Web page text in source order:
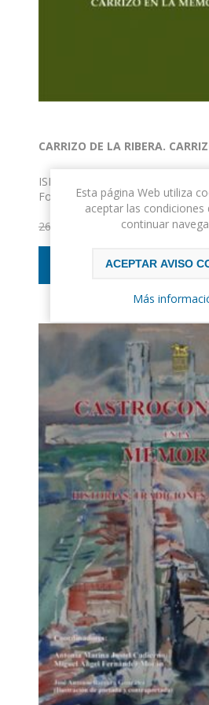
CARRIZO DE LA RIBERA.
ISBN: 978-84-941635-7-9
Formato: 21 x 29
Encuadernación: Tapa dura
26,00€ IVA incluido 24,70€ IVA
COMPRAR
Esta página Web utiliza
aceptar las condiciones
continuar
ACEPTAR AVISO
Más